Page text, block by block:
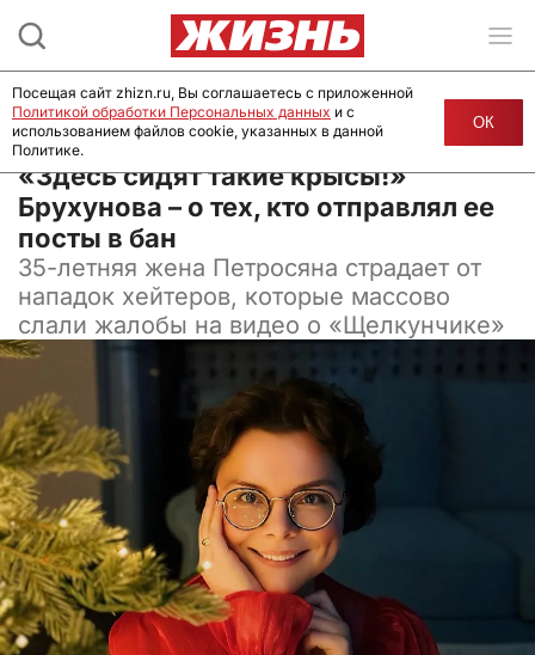
24 декабря 2024, 13:30
«Здесь сидят такие крысы!»
Брухунова – о тех, кто отправлял ее
посты в бан
35-летняя жена Петросяна страдает от
нападок хейтеров, которые массово
слали жалобы на видео о «Щелкунчике»
Посещая сайт zhizn.ru, Вы соглашаетесь с приложенной
Политикой обработки Персональных данных и с
использованием файлов cookie, указанных в данной
Политике.
ОК